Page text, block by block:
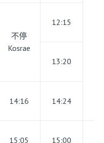
不停
Kosrae
12:15
13:20
14:16 14:24
15:05 15:00